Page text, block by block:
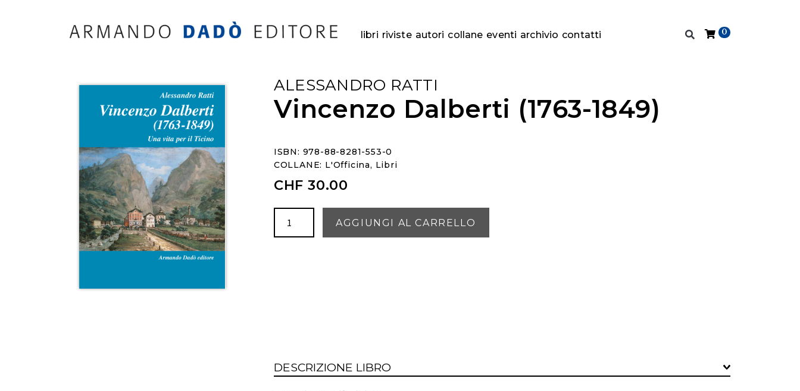
libri riviste autori collane eventi archivio contatti 0
ALESSANDRO RATTI
Vincenzo Dalberti (1763-1849)
ISBN: 978-88-8281-553-0
COLLANE: L'Officina, Libri
CHF 30.00
Dalberti
AGGIUNGI AL CARRELLO
DESCRIZIONE LIBRO